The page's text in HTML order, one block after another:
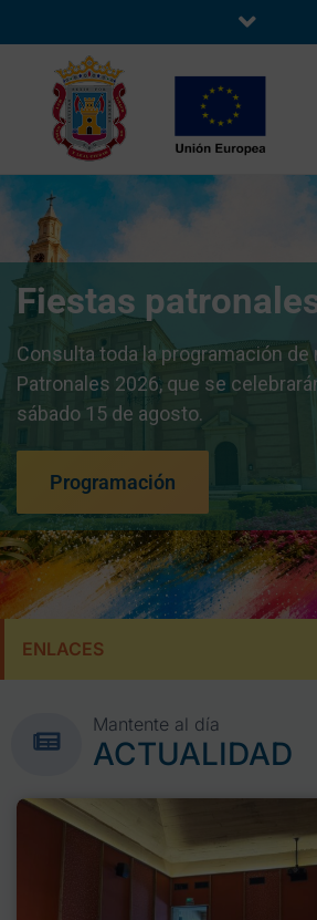
Fiestas
Consulta toda la programación
Patronales 2026, que se
sábado 15 de agosto.
Programación
ENLACES
Mantente al día
ACTUALIDAD